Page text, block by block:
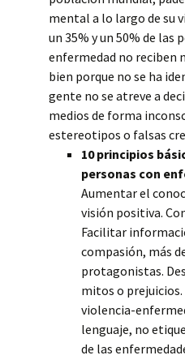
mental a lo largo de su
un 35% y un 50% de las
enfermedad no
bien porque no se ha
gente no se atreve a
medios de forma
estereotipos o falsas
10 principios
personas con
Aumentar el
visión positiva.
Facilitar
compasión, más
protagonistas.
mitos o
violencia-
lenguaje, no
de las